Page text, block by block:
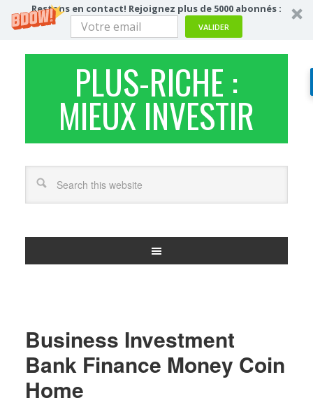
Restons en contact! Rejoignez plus de 5000 abonnés :
VALIDER
PLUS-RICHE :
MIEUX INVESTIR
Business Investment
Bank Finance Money Coin
Home